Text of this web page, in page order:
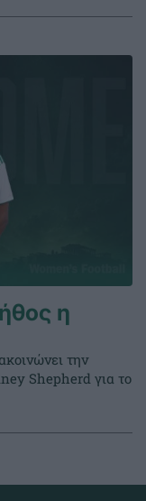
η
την
Shepherd για το